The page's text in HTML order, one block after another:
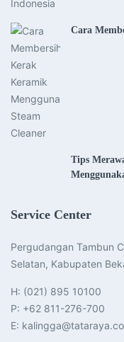
Cara
Tips
Service Center
Pergudangan Tambun
Selatan, Kabupaten
H: (021) 895 10100
P: +62 811-276-700
E: